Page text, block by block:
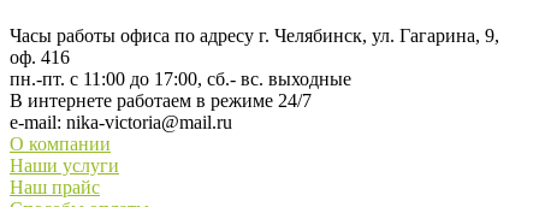
Часы работы офиса по адресу г. Челябинск, ул. Гагарина, 9,
оф. 416
пн.-пт. с 11:00 до 17:00, сб.- вс. выходные
В интернете работаем в режиме 24/7
e-mail: nika-victoria@mail.ru
О компании
Наши услуги
Наш прайс